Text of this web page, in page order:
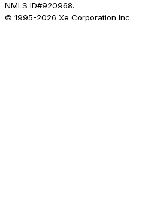
NMLS ID#920968.
© 1995-2026 Xe Corporation Inc.